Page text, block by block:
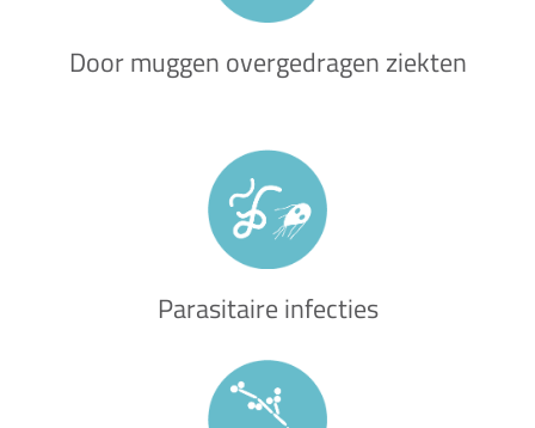
Door muggen overgedragen ziekten
Parasitaire infecties